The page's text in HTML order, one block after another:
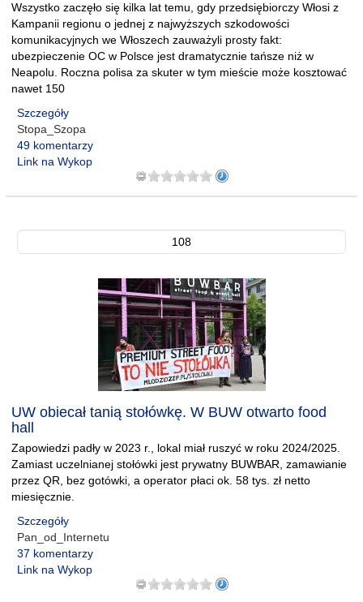
Wszystko zaczęło się kilka lat temu, gdy przedsiębiorczy Włosi z
Kampanii regionu o jednej z najwyższych szkodowości
komunikacyjnych we Włoszech zauważyli prosty fakt:
ubezpieczenie OC w Polsce jest dramatycznie tańsze niż w
Neapolu. Roczna polisa za skuter w tym mieście może kosztować
nawet 150
Szczegóły
Stopa_Szopa
49 komentarzy
Link na Wykop
108
UW obiecał tanią stołówkę. W BUW otwarto food
hall
Zapowiedzi padły w 2023 r., lokal miał ruszyć w roku 2024/2025.
Zamiast uczelnianej stołówki jest prywatny BUWBAR, zamawianie
przez QR, bez gotówki, a operator płaci ok. 58 tys. zł netto
miesięcznie.
Szczegóły
Pan_od_Internetu
37 komentarzy
Link na Wykop